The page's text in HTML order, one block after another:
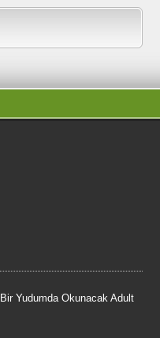
Yudumda Okunacak Adult